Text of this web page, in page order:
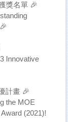
獎名單 🎉
Innovative
計畫 🎉
the MOE
(2021)!